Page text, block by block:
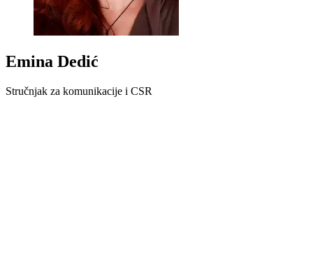
Emina Dedić
Stručnjak za komunikacije i CSR